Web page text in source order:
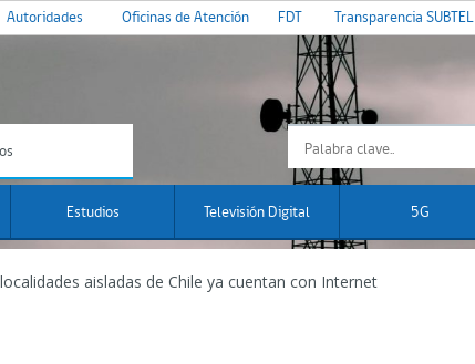
Autoridades Oficinas de Atención FDT Transparencia SUBTEL
Estudios Televisión Digital 5G
aisladas de Chile ya cuentan con Internet